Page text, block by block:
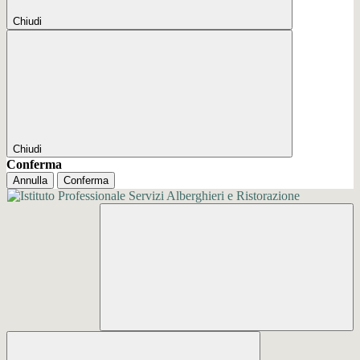
Chiudi
Chiudi
Conferma
Annulla Conferma